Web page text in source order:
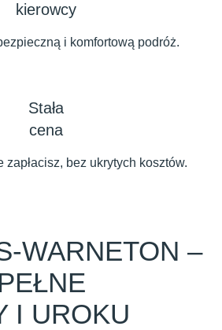
kierowcy
i komfortową podróż.
Stała
cena
bez ukrytych kosztów.
WARNETON –
I UROKU